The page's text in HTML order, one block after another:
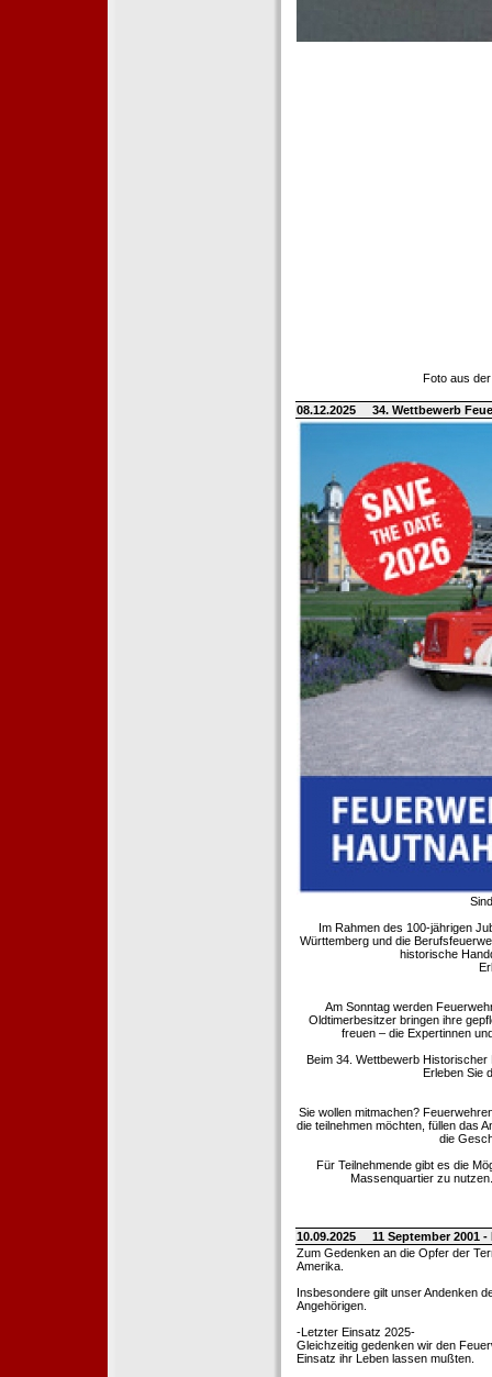
Foto aus
08.12.2025 34. Wettbewerb
Im Rahmen des 100-jährigen
Württemberg und die
historische
Am Sonntag werden
Oldtimerbesitzer bringen ihre
freuen – die Expertinnen
Beim 34. Wettbewerb
Erleben Sie
Sie wollen mitmachen?
die teilnehmen möchten, füllen das
die
Für Teilnehmende gibt es die
Massenquartier zu
10.09.2025
11 September 2001
Zum Gedenken an die Opfer der
Amerika.
Insbesondere gilt unser Andenken
Angehörigen.
-Letzter Einsatz 2025-
Gleichzeitig gedenken wir den
Einsatz ihr Leben lassen mußten.